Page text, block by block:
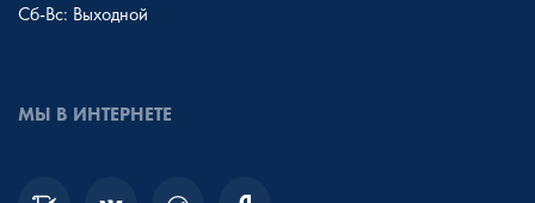
Сб-Вс: Выходной
МЫ В ИНТЕРНЕТЕ